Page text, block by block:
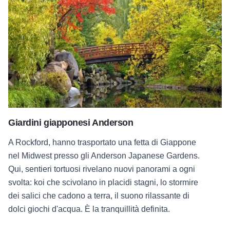
Giardini giapponesi Anderson
A Rockford, hanno trasportato una fetta di Giappone
nel Midwest presso gli Anderson Japanese Gardens.
Qui, sentieri tortuosi rivelano nuovi panorami a ogni
svolta: koi che scivolano in placidi stagni, lo stormire
dei salici che cadono a terra, il suono rilassante di
dolci giochi d'acqua. È la tranquillità definita.
Giardini giapponesi Anderson